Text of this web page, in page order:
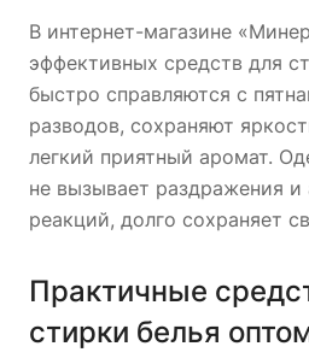
В интернет-магазине
эффективных средств для
быстро справляются с
разводов, сохраняют
легкий приятный аромат.
не вызывает раздражения и
реакций, долго сохраняет
Практичные
стирки белья